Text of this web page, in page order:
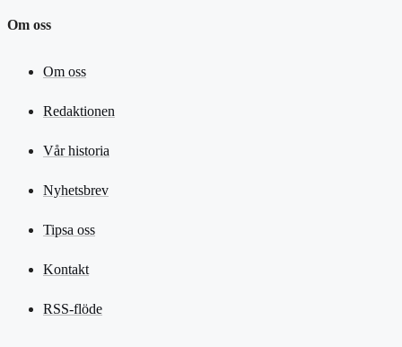
Om oss
Om oss
Redaktionen
Vår historia
Nyhetsbrev
Tipsa oss
Kontakt
RSS-flöde